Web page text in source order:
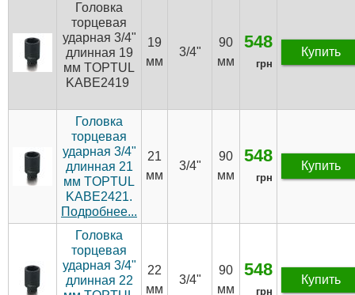
Головка
торцевая
ударная 3/4"
длинная 19
мм TOPTUL
KABE2419
19
мм
3/4"
90
мм
548
грн
Купить
Головка
торцевая
ударная 3/4"
длинная 21
мм TOPTUL
KABE2421.
Подробнее...
21
мм
3/4"
90
мм
548
грн
Купить
Головка
торцевая
ударная 3/4"
длинная 22
22
мм
3/4"
90
мм
548
грн
Купить